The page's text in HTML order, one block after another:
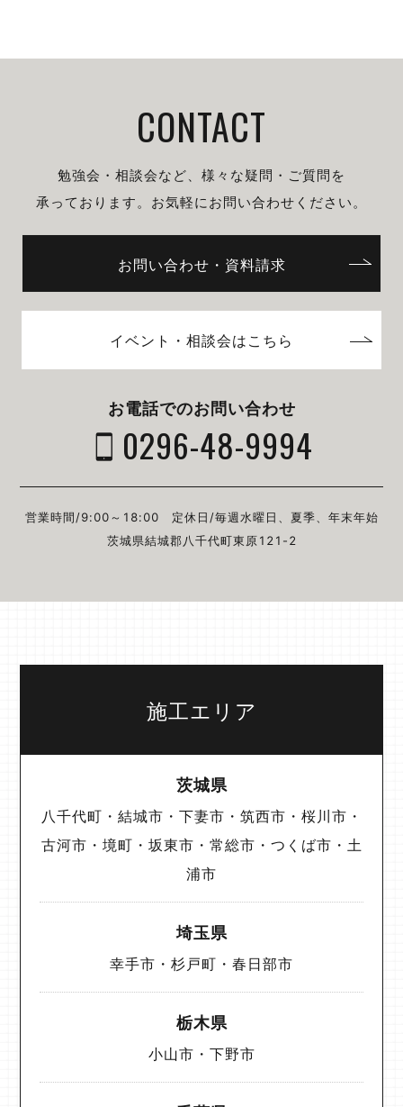
CONTACT
勉強会・相談会など、様々な疑問・ご質問を
承っております。 お気軽にお問い合わせください。
お問い合わせ・資料請求
イベント・相談会はこちら
お電話でのお問い合わせ
0296-48-9994
営業時間/9:00～18:00 定休日/毎週⽔曜⽇、夏季、年末年始
茨城県結城郡⼋千代町東原121-2
施工エリア
茨城県
八千代町・結城市・下妻市・筑西市・桜川市・
古河市・境町・坂東市・常総市・つくば市・土
浦市
埼玉県
幸手市・杉戸町・春日部市
栃木県
小山市・下野市